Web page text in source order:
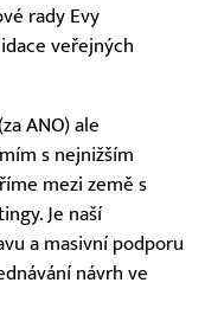
rady Evy
veřejných
ANO) ale
s nejnižším
mezi země s
Je naší
a masivní podporu
návrh ve